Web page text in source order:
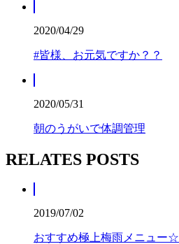
2020/04/29
#皆様、お元気ですか？？
2020/05/31
朝のうがいで体調管理
RELATES POSTS
2019/07/02
おすすめ極上梅雨メニュー☆